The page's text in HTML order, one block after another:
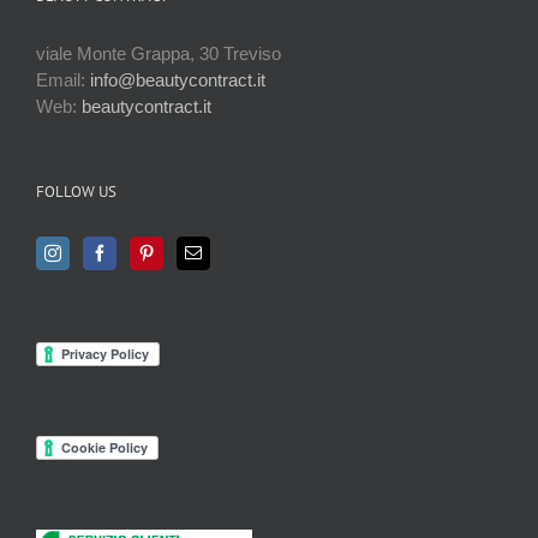
viale Monte Grappa, 30 Treviso
Email: info@beautycontract.it
Web: beautycontract.it
FOLLOW US